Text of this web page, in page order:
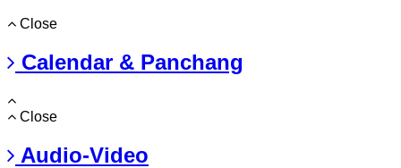
Close
Calendar & Panchang
Close
Audio-Video